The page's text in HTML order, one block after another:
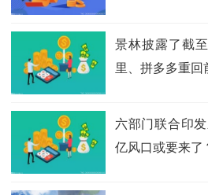
景林披露了截
里、拼多多重回
六部门联合印
亿风口或要来了